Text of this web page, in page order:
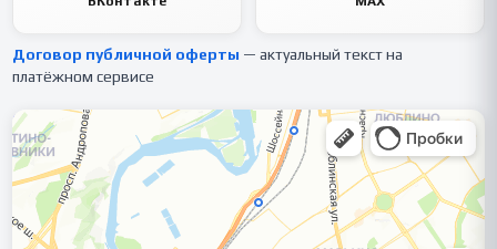
Договор публичной оферты — актуальный текст на
платёжном сервисе